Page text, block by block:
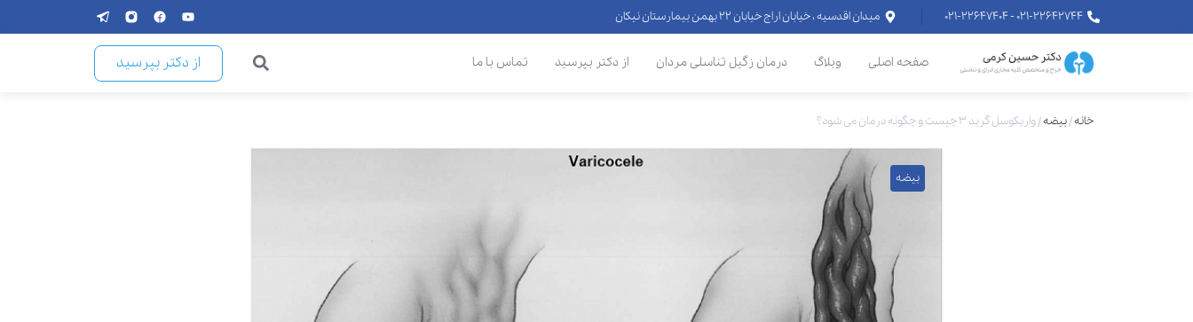
۰۲۱-۲۲۶۴۲۷۴۴ - ۰۲۱-۲۲۶۴۷۴۰۴ میدان اقدسیه ، خیابان اراج خیابان ۲۲ بهمن بیمارستان نیکان
صفحه اصلی وبلاگ درمان زگیل تناسلی مردان از دکتر بپرسید تماس با ما از دکتر بپرسید
خانه/بیضه/واریکوسل گرید ۳ چیست و چگونه درمان می شود؟
بیضه